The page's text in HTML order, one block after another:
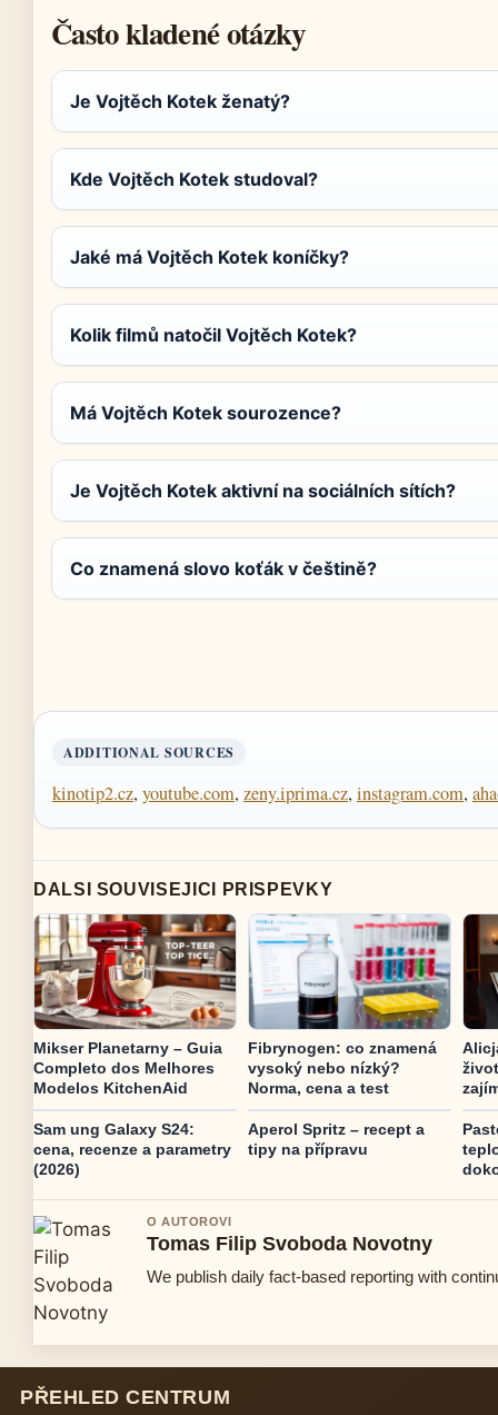
Často kladené otázky
Je Vojtěch Kotek ženatý?
Kde Vojtěch Kotek studoval?
Jaké má Vojtěch Kotek koníčky?
Kolik filmů natočil Vojtěch Kotek?
Má Vojtěch Kotek sourozence?
Je Vojtěch Kotek aktivní na sociálních sítích?
Co znamená slovo koťák v češtině?
ADDITIONAL SOURCES
kinotip2.cz, youtube.com, zeny.iprima.cz, instagram.com,
DALSI SOUVISEJICI PRISPEVKY
Mikser Planetarny – Guia
Completo dos Melhores
Modelos KitchenAid
Fibrynogen: co znamená
vysoký nebo nízký?
Norma, cena a test
Sam ung Galaxy S24:
cena, recenze a parametry
(2026)
Aperol Spritz – recept a
tipy na přípravu
O AUTOROVI
Tomas Filip Svoboda Novotny
We publish daily fact-based reporting with
PŘEHLED CENTRUM